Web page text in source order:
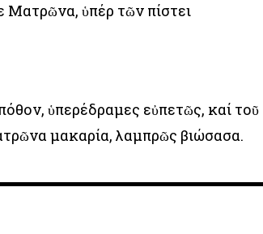
Ματρῶνα, ὑπέρ τῶν πίστει
ὑπερέδραμες εὐπετῶς, καί τοῦ
μακαρία, λαμπρῶς βιώσασα.